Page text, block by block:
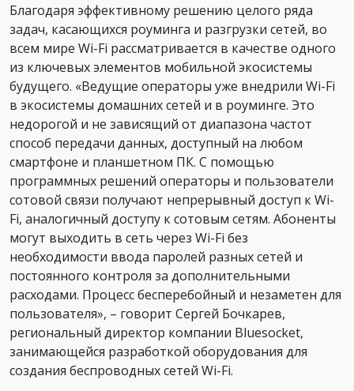
Благодаря эффективному решению целого ряда
задач, касающихся роуминга и разгрузки сетей, во
всем мире Wi-Fi рассматривается в качестве одного
из ключевых элементов мобильной экосистемы
будущего. «Ведущие операторы уже внедрили Wi-Fi
в экосистемы домашних сетей и в роуминге. Это
недорогой и не зависящий от диапазона частот
способ передачи данных, доступный на любом
смартфоне и планшетном ПК. С помощью
программных решений операторы и пользователи
сотовой связи получают непрерывный доступ к Wi-
Fi, аналогичный доступу к сотовым сетям. Абоненты
могут выходить в сеть через Wi-Fi без
необходимости ввода паролей разных сетей и
постоянного контроля за дополнительными
расходами. Процесс бесперебойный и незаметен для
пользователя», – говорит Сергей Бочкарев,
региональный директор компании Bluesocket,
занимающейся разработкой оборудования для
создания беспроводных сетей Wi-Fi.